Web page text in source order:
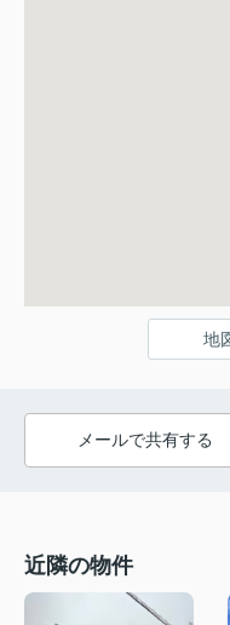
地
メールで共有する
近隣の物件